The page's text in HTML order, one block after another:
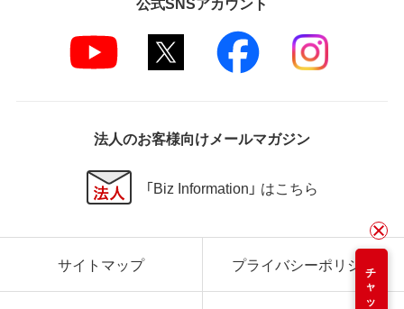
チャット
法人のお客様向けメールマガジン
「Biz Information」 はこちら
サイトマップ プライバシーポリシー